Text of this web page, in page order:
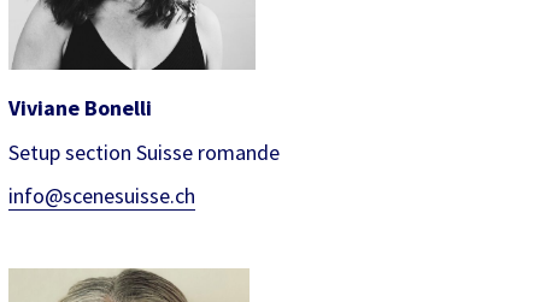
Viviane Bonelli
Setup section Suisse romande
info@scenesuisse.ch